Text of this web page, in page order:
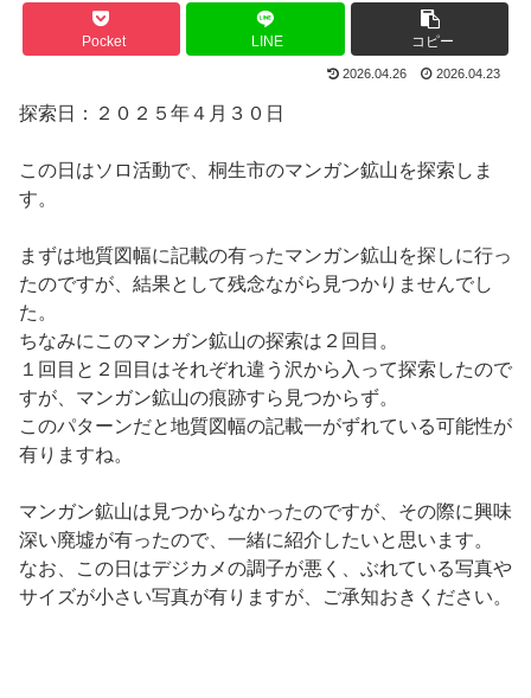
Pocket LINE コピー
2026.04.26 2026.04.23
探索日：２０２５年４月３０日
この日はソロ活動で、桐生市のマンガン鉱山を探索しま
す。
まずは地質図幅に記載の有ったマンガン鉱山を探しに行っ
たのですが、結果として残念ながら見つかりませんでし
た。
ちなみにこのマンガン鉱山の探索は２回目。
１回目と２回目はそれぞれ違う沢から入って探索したので
すが、マンガン鉱山の痕跡すら見つからず。
このパターンだと地質図幅の記載一がずれている可能性が
有りますね。
マンガン鉱山は見つからなかったのですが、その際に興味
深い廃墟が有ったので、一緒に紹介したいと思います。
なお、この日はデジカメの調子が悪く、ぶれている写真や
サイズが小さい写真が有りますが、ご承知おきください。